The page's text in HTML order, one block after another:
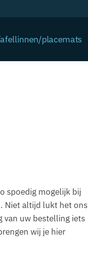
placemats
spoedig mogelijk bij
Niet altijd lukt het ons
van uw bestelling iets
wij je hier